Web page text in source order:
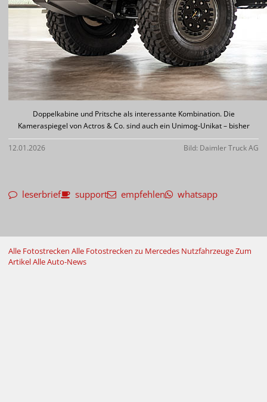
Doppelkabine und Pritsche als interessante Kombination. Die
Kameraspiegel von Actros & Co. sind auch ein Unimog-Unikat – bisher
12.01.2026 Bild: Daimler Truck AG
leserbrief support empfehlen whatsapp
Alle Fotostrecken Alle Fotostrecken zu Mercedes NutzfahrzeugeZum
ArtikelAlle Auto-News